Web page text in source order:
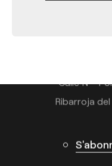
Calle N –
Ribarroja del